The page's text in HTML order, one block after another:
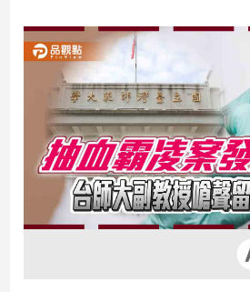
產
經/
產
品